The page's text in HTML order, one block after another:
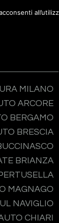
MILANO
ARCORE
BERGAMO
BRESCIA
BRIANZA
MAGNAGO
NAVIGLIO
CHIARI